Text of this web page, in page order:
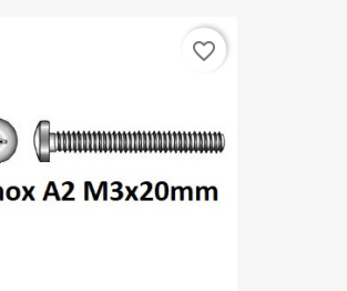
favorite_border